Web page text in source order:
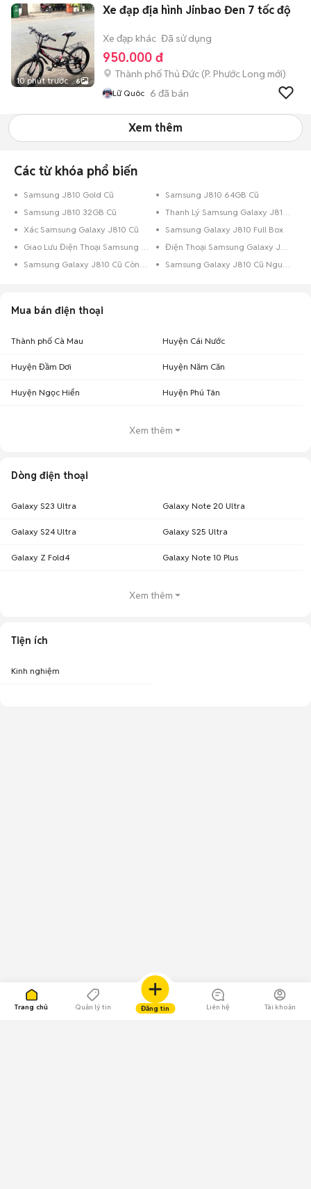
Trang chủ Quản lý tin Đăng tin Liên hệ Tài khoản
10 phút trước 6
Xe đạp địa hình Jinbao Đen 7 tốc độ
Xe đạp khác Đã sử dụng
950.000 đ
Thành phố Thủ Đức (P. Phước Long mới)
Lữ Quôc 6 đã bán
Xem thêm
Các từ khóa phổ biến
Samsung J810 Gold Cũ
Samsung J810 64GB Cũ
Samsung J810 32GB Cũ
Thanh Lý Samsung Galaxy J810 Cũ
Xác Samsung Galaxy J810 Cũ
Samsung Galaxy J810 Full Box
Giao Lưu Điện Thoại Samsung Galaxy J810
Điện Thoại Samsung Galaxy J810 Trả Góp
Samsung Galaxy J810 Cũ Còn Bảo Hành
Samsung Galaxy J810 Cũ Nguyên Zin
Mua bán điện thoại
Thành phố Cà Mau Huyện Cái Nước
Huyện Đầm Dơi Huyện Năm Căn
Huyện Ngọc Hiển Huyện Phú Tân
Xem thêm
Dòng điện thoại
Galaxy S23 Ultra Galaxy Note 20 Ultra
Galaxy S24 Ultra Galaxy S25 Ultra
Galaxy Z Fold4 Galaxy Note 10 Plus
Xem thêm
Tiện ích
Kinh nghiệm